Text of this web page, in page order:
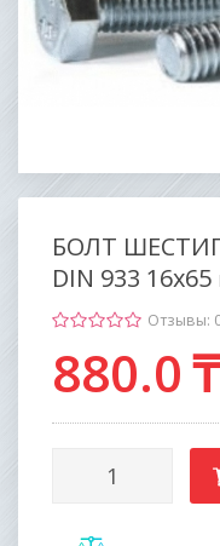
БОЛТ
DIN 933 16х65
Отзывы:
880.0₸